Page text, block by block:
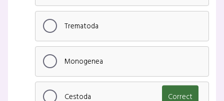
Trematoda
Monogenea
Cestoda Correct